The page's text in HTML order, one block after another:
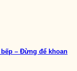
– Đừng để khoan